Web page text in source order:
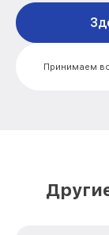
Принимаем